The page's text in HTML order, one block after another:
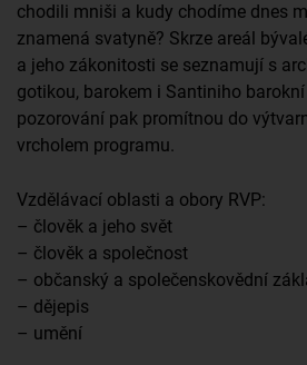
chodili mniši a kudy chodíme dnes
znamená svatyně? Skrze areál
a jeho zákonitosti se seznamují s
gotikou, barokem i Santiniho
pozorování pak promítnou do
vrcholem programu.
Vzdělávací oblasti a obory RVP:
– člověk a jeho svět
– člověk a společnost
– občanský a společenskovědní
– dějepis
– umění